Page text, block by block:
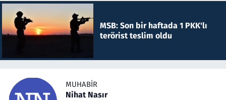
MSB: Son bir haftada 1 PKK'lı
terörist teslim oldu
MUHABIR
Nihat Nasır